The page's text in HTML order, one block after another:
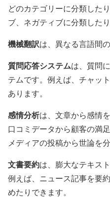
どのカテゴリーに分類した
ブ、ネガティブに分類したり
機械翻訳は、異なる言語間
質問応答システムは、質問
テムです。例えば、チャッ
あります。
感情分析は、文章から感情
口コミデータから顧客の満
メディアの投稿から世論を
文書要約は、膨大なテキス
例えば、ニュース記事を要
めたりできます。